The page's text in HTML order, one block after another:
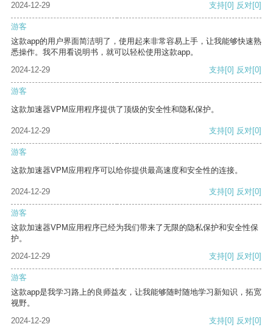
2024-12-29
支持[0] 反对[0]
游客
这款app的用户界面简洁明了，使用起来非常容易上手，让我能够快速熟
悉操作。我不用看说明书，就可以轻松使用这款app。
2024-12-29
支持[0] 反对[0]
游客
这款加速器VPM应用程序提供了顶级的安全性和隐私保护。
2024-12-29 支持[0] 反对[0]
游客
这款加速器VPM应用程序可以给你提供最高速度和安全性的连接。
2024-12-29 支持[0] 反对[0]
游客
这款加速器VPM应用程序已经为我们带来了无限的隐私保护和安全性保
护。
2024-12-29
支持[0] 反对[0]
游客
这款app是我学习路上的良师益友，让我能够随时随地学习新知识，拓宽
视野。
2024-12-29
支持[0] 反对[0]